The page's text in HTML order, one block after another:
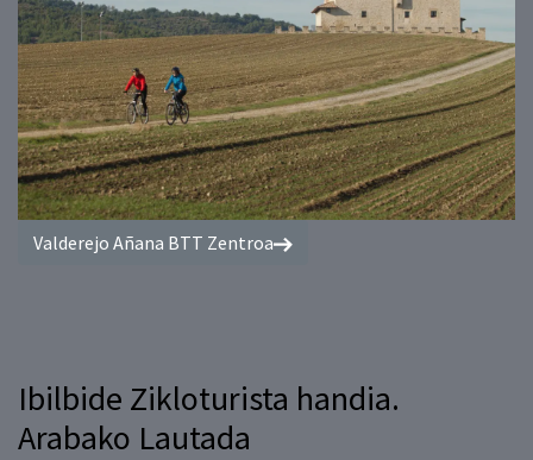
Valderejo Añana BTT Zentroa
Ibilbide Zikloturista handia.
Arabako Lautada